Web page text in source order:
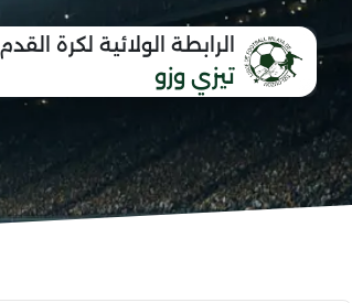
الرابطة الولائية لكرة القدم
تيزي وزو